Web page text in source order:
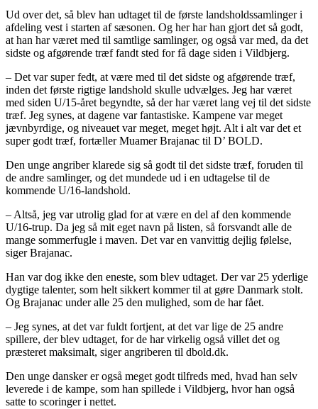
Ud over det, så blev han udtaget til de første landsholdssamlinger i
afdeling vest i starten af sæsonen. Og her har han gjort det så godt,
at han har været med til samtlige samlinger, og også var med, da det
sidste og afgørende træf fandt sted for få dage siden i Vildbjerg.
– Det var super fedt, at være med til det sidste og afgørende træf,
inden det første rigtige landshold skulle udvælges. Jeg har været
med siden U/15-året begyndte, så der har været lang vej til det sidste
træf. Jeg synes, at dagene var fantastiske. Kampene var meget
jævnbyrdige, og niveauet var meget, meget højt. Alt i alt var det et
super godt træf, fortæller Muamer Brajanac til D’ BOLD.
Den unge angriber klarede sig så godt til det sidste træf, foruden til
de andre samlinger, og det mundede ud i en udtagelse til de
kommende U/16-landshold.
– Altså, jeg var utrolig glad for at være en del af den kommende
U/16-trup. Da jeg så mit eget navn på listen, så forsvandt alle de
mange sommerfugle i maven. Det var en vanvittig dejlig følelse,
siger Brajanac.
Han var dog ikke den eneste, som blev udtaget. Der var 25 yderlige
dygtige talenter, som helt sikkert kommer til at gøre Danmark stolt.
Og Brajanac under alle 25 den mulighed, som de har fået.
– Jeg synes, at det var fuldt fortjent, at det var lige de 25 andre
spillere, der blev udtaget, for de har virkelig også villet det og
præsteret maksimalt, siger angriberen til dbold.dk.
Den unge dansker er også meget godt tilfreds med, hvad han selv
leverede i de kampe, som han spillede i Vildbjerg, hvor han også
satte to scoringer i nettet.